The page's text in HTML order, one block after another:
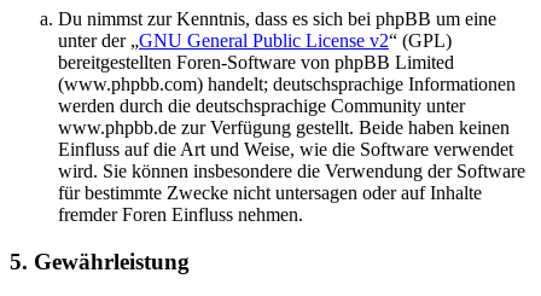
Du nimmst zur Kenntnis, dass es sich bei phpBB um eine
unter der „GNU General Public License v2“ (GPL)
bereitgestellten Foren-Software von phpBB Limited
(www.phpbb.com) handelt; deutschsprachige Informationen
werden durch die deutschsprachige Community unter
www.phpbb.de zur Verfügung gestellt. Beide haben keinen
Einfluss auf die Art und Weise, wie die Software verwendet
wird. Sie können insbesondere die Verwendung der Software
für bestimmte Zwecke nicht untersagen oder auf Inhalte
fremder Foren Einfluss nehmen.
5. Gewährleistung